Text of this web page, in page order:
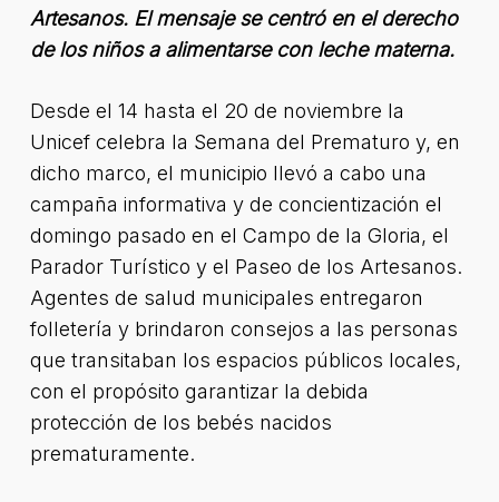
Artesanos. El mensaje se centró en el derecho
de los niños a alimentarse con leche materna.
Desde el 14 hasta el 20 de noviembre la
Unicef celebra la Semana del Prematuro y, en
dicho marco, el municipio llevó a cabo una
campaña informativa y de concientización el
domingo pasado en el Campo de la Gloria, el
Parador Turístico y el Paseo de los Artesanos.
Agentes de salud municipales entregaron
folletería y brindaron consejos a las personas
que transitaban los espacios públicos locales,
con el propósito garantizar la debida
protección de los bebés nacidos
prematuramente.